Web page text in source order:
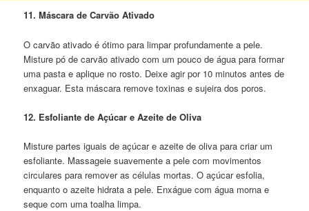
11. Máscara de Carvão Ativado
O carvão ativado é ótimo para limpar profundamente a pele.
Misture pó de carvão ativado com um pouco de água para formar
uma pasta e aplique no rosto. Deixe agir por 10 minutos antes de
enxaguar. Esta máscara remove toxinas e sujeira dos poros.
12. Esfoliante de Açúcar e Azeite de Oliva
Misture partes iguais de açúcar e azeite de oliva para criar um
esfoliante. Massageie suavemente a pele com movimentos
circulares para remover as células mortas. O açúcar esfolia,
enquanto o azeite hidrata a pele. Enxágue com água morna e
seque com uma toalha limpa.